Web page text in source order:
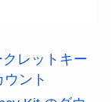
レットキー
ント